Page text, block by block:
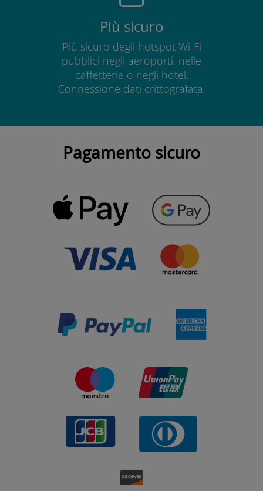
Più sicuro
Più sicuro degli hotspot Wi-Fi
pubblici negli aeroporti, nelle
caffetterie o negli hotel.
Connessione dati crittografata.
Pagamento sicuro